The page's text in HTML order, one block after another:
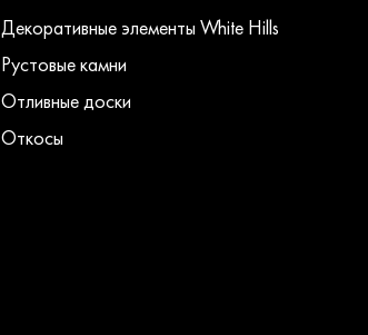
Декоративные элементы White Hills
Рустовые камни
Отливные доски
Откосы